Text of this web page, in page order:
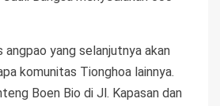
angpao yang selanjutnya akan
komunitas Tionghoa lainnya.
Boen Bio di Jl. Kapasan dan